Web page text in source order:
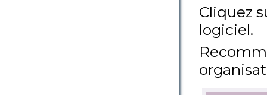
Cliquez
logiciel.